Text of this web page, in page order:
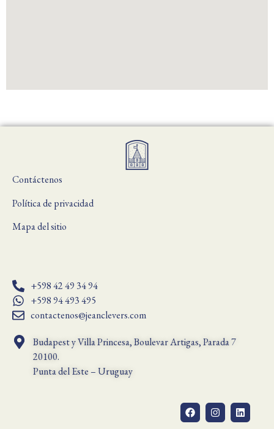
Contáctenos
Política de privacidad
Mapa del sitio
+598 42 49 34 94
+598 94 493 495
contactenos@jeanclevers.com
Budapest y Villa Princesa, Boulevar Artigas, Parada 7
20100.
Punta del Este – Uruguay